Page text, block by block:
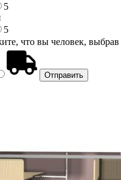
5
5
что вы человек, выбрав